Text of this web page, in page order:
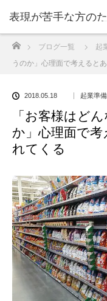
表現が苦手な方の
る表現のコツ
ブログ一覧 起
うのか」心理面で考えると
2018.05.18 起業準備
「お客様はど
か」心理面で
れてくる